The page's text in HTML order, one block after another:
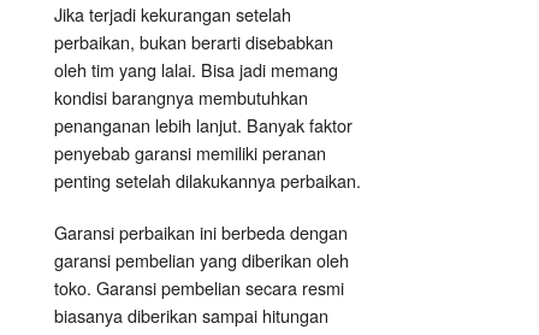
Jika terjadi kekurangan setelah
perbaikan, bukan berarti disebabkan
oleh tim yang lalai. Bisa jadi memang
kondisi barangnya membutuhkan
penanganan lebih lanjut. Banyak faktor
penyebab garansi memiliki peranan
penting setelah dilakukannya perbaikan.
Garansi perbaikan ini berbeda dengan
garansi pembelian yang diberikan oleh
toko. Garansi pembelian secara resmi
biasanya diberikan sampai hitungan